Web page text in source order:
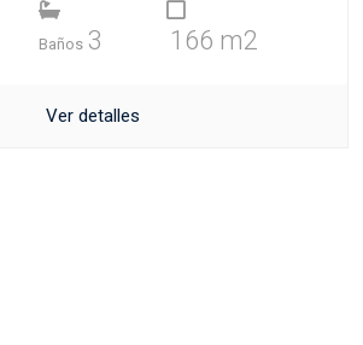
Baños 3 166 m2
Ver detalles